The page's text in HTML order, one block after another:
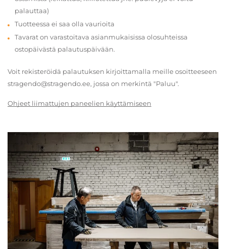
palauttaa)
Tuotteessa ei saa olla vaurioita
Tavarat on varastoitava asianmukaisissa olosuhteissa
ostopäivästä palautuspäivään.
Voit rekisteröidä palautuksen kirjoittamalla meille osoitteeseen
stragendo@stragendo.ee, jossa on merkintä "Paluu".
Ohjeet liimattujen paneelien käyttämiseen